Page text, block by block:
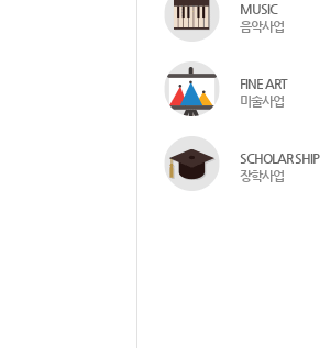
MUSIC
음악사업
FINE ART
미술사업
SCHOLAR SHIP
장학사업